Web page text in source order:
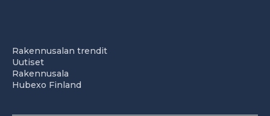
Rakennusalan trendit
Uutiset
Rakennusala
Hubexo Finland